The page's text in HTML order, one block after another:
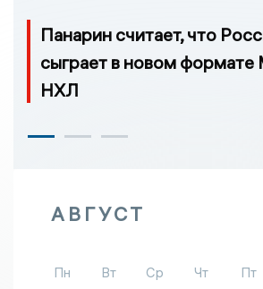
Панарин считает, что
сыграет в новом формате
НХЛ
АВГУСТ
Пн Вт Ср Чт Пт